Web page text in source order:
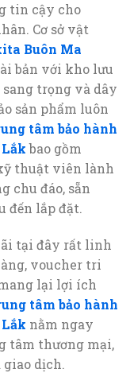
tin cậy cho
Cơ sở vật
Buôn Ma
bản với kho lưu
trọng và dây
sản phẩm luôn
tâm bảo hành
bao gồm
thuật viên lành
chu đáo, sẵn
đến lắp đặt.
tại đây rất linh
voucher tri
lại lợi ích
tâm bảo hành
nằm ngay
tâm thương mại,
dịch.